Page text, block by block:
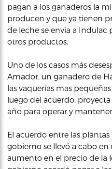
pagan a los ganaderos la
producen y que ya tienen
de leche se envía a Indulac
otros productos.
Uno de los casos más
Amador, un ganadero de
las vaquerías mas
luego del acuerdo,
año para operar y mantener
El acuerdo entre las plantas
gobierno se llevó a cabo
aumento en el precio de la